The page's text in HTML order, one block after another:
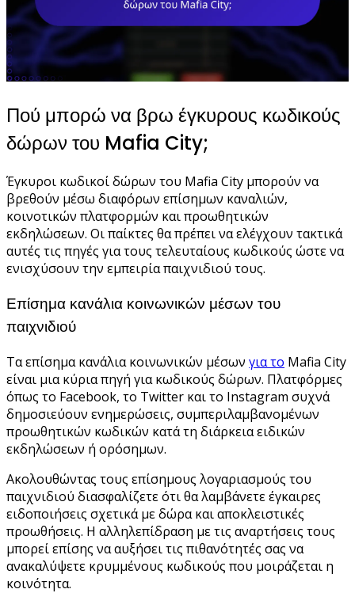
Πού μπορώ να βρω έγκυρους κωδικούς
δώρων του Mafia City;
Έγκυροι κωδικοί δώρων του Mafia City μπορούν να
βρεθούν μέσω διαφόρων επίσημων καναλιών,
κοινοτικών πλατφορμών και προωθητικών
εκδηλώσεων. Οι παίκτες θα πρέπει να ελέγχουν τακτικά
αυτές τις πηγές για τους τελευταίους κωδικούς ώστε να
ενισχύσουν την εμπειρία παιχνιδιού τους.
Επίσημα κανάλια κοινωνικών μέσων του
παιχνιδιού
Τα επίσημα κανάλια κοινωνικών μέσων για το Mafia City
είναι μια κύρια πηγή για κωδικούς δώρων. Πλατφόρμες
όπως το Facebook, το Twitter και το Instagram συχνά
δημοσιεύουν ενημερώσεις, συμπεριλαμβανομένων
προωθητικών κωδικών κατά τη διάρκεια ειδικών
εκδηλώσεων ή ορόσημων.
Ακολουθώντας τους επίσημους λογαριασμούς του
παιχνιδιού διασφαλίζετε ότι θα λαμβάνετε έγκαιρες
ειδοποιήσεις σχετικά με δώρα και αποκλειστικές
προωθήσεις. Η αλληλεπίδραση με τις αναρτήσεις τους
μπορεί επίσης να αυξήσει τις πιθανότητές σας να
ανακαλύψετε κρυμμένους κωδικούς που μοιράζεται η
κοινότητα.